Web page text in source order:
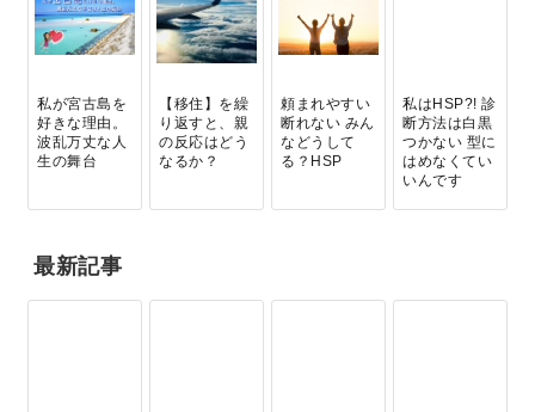
私が宮古島を
好きな理由。
波乱万丈な人
生の舞台
【移住】を繰
り返すと、親
の反応はどう
なるか？
頼まれやすい
断れない みん
などうして
る？HSP
私はHSP?! 診
断方法は白黒
つかない 型に
はめなくてい
いんです
最新記事